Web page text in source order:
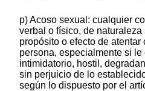
p) Acoso sexual: cualquier
verbal o físico, de
propósito o efecto de
persona, especialmente si le
intimidatorio, hostil,
sin perjuicio de lo
según lo dispuesto por el